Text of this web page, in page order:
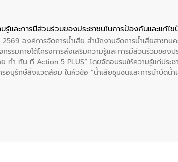
รู้และการมีส่วนร่วมของประชาชนในการป้องกันและแก้ไ
องค์การจัดการน้ำเสีย สำนักงานจัดการน้ำเสียสาขา
รมภายใต้โครงการส่งเสริมความรู้และการมีส่วนร่วมของ
ทำ ทัน ที Action 5 PLUS” โดยจัดอบรมให้ความรู้แก่ประ
รอนุรักษ์สิ่งแวดล้อม ในหัวข้อ “น้ำเสียชุมชนและการบำบัดน้
ลดการเกิดน้ำเสียจากแหล่งกำเนิด การบำบัดน้ำเสียเบื้อง